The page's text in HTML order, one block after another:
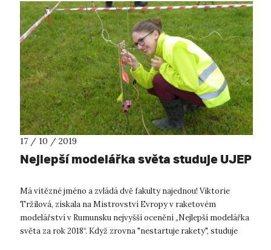
17 / 10 / 2019
Nejlepší modelářka světa studuje UJEP
Má vítězné jméno a zvládá dvě fakulty najednou! Viktorie
Tržilová, získala na Mistrovství Evropy v raketovém
modelářství v Rumunsku nejvyšší ocenění „Nejlepší modelářka
světa za rok 2018“. Když zrovna "nestartuje rakety", studuje